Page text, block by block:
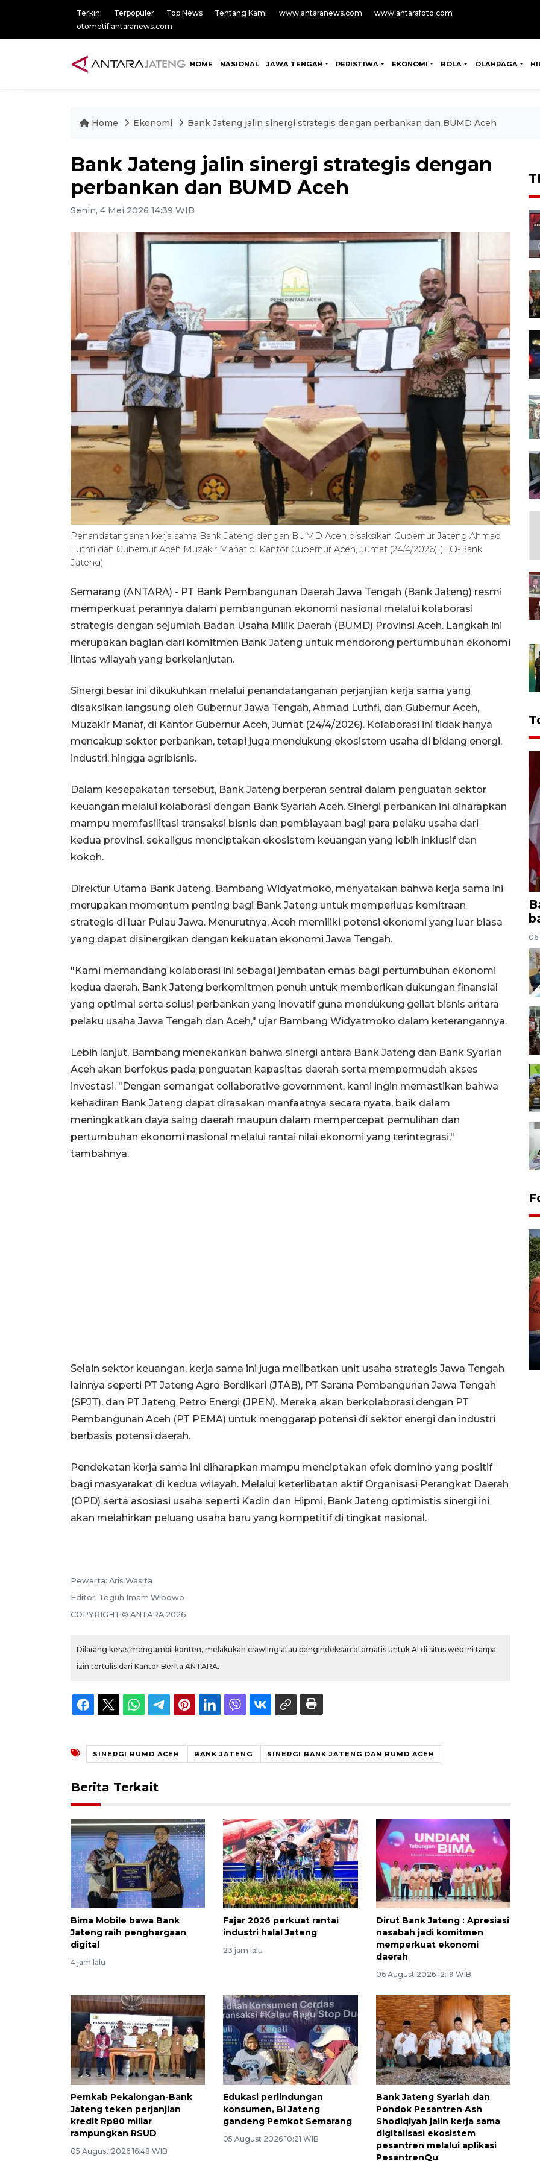
Terkini Terpopuler Top News Tentang Kami www.antaranews.com
www.antarafoto.com
otomotif.antaranews.com
HOME NASIONAL JAWA TENGAH PERISTIWA EKONOMI BOLA OLAHRAGA
Home Ekonomi Bank Jateng jalin sinergi strategis dengan perbankan dan BUMD Aceh
Bank Jateng jalin sinergi strategis dengan
perbankan dan BUMD Aceh
Senin, 4 Mei 2026 14:39 WIB
Penandatanganan kerja sama Bank Jateng dengan BUMD Aceh disaksikan Gubernur Jateng Ahmad
Luthfi dan Gubernur Aceh Muzakir Manaf di Kantor Gubernur Aceh, Jumat (24/4/2026) (HO-Bank
Jateng)
Semarang (ANTARA) - PT Bank Pembangunan Daerah Jawa Tengah (Bank Jateng) resmi
memperkuat perannya dalam pembangunan ekonomi nasional melalui kolaborasi
strategis dengan sejumlah Badan Usaha Milik Daerah (BUMD) Provinsi Aceh. Langkah ini
merupakan bagian dari komitmen Bank Jateng untuk mendorong pertumbuhan ekonomi
lintas wilayah yang berkelanjutan.
Sinergi besar ini dikukuhkan melalui penandatanganan perjanjian kerja sama yang
disaksikan langsung oleh Gubernur Jawa Tengah, Ahmad Luthfi, dan Gubernur Aceh,
Muzakir Manaf, di Kantor Gubernur Aceh, Jumat (24/4/2026). Kolaborasi ini tidak hanya
mencakup sektor perbankan, tetapi juga mendukung ekosistem usaha di bidang energi,
industri, hingga agribisnis.
Dalam kesepakatan tersebut, Bank Jateng berperan sentral dalam penguatan sektor
keuangan melalui kolaborasi dengan Bank Syariah Aceh. Sinergi perbankan ini diharapkan
mampu memfasilitasi transaksi bisnis dan pembiayaan bagi para pelaku usaha dari
kedua provinsi, sekaligus menciptakan ekosistem keuangan yang lebih inklusif dan
kokoh.
Direktur Utama Bank Jateng, Bambang Widyatmoko, menyatakan bahwa kerja sama ini
merupakan momentum penting bagi Bank Jateng untuk memperluas kemitraan
strategis di luar Pulau Jawa. Menurutnya, Aceh memiliki potensi ekonomi yang luar biasa
yang dapat disinergikan dengan kekuatan ekonomi Jawa Tengah.
"Kami memandang kolaborasi ini sebagai jembatan emas bagi pertumbuhan ekonomi
kedua daerah. Bank Jateng berkomitmen penuh untuk memberikan dukungan finansial
yang optimal serta solusi perbankan yang inovatif guna mendukung geliat bisnis antara
pelaku usaha Jawa Tengah dan Aceh," ujar Bambang Widyatmoko dalam keterangannya.
Lebih lanjut, Bambang menekankan bahwa sinergi antara Bank Jateng dan Bank Syariah
Aceh akan berfokus pada penguatan kapasitas daerah serta mempermudah akses
investasi. "Dengan semangat collaborative government, kami ingin memastikan bahwa
kehadiran Bank Jateng dapat dirasakan manfaatnya secara nyata, baik dalam
meningkatkan daya saing daerah maupun dalam mempercepat pemulihan dan
pertumbuhan ekonomi nasional melalui rantai nilai ekonomi yang terintegrasi,"
tambahnya.
Selain sektor keuangan, kerja sama ini juga melibatkan unit usaha strategis Jawa Tengah
lainnya seperti PT Jateng Agro Berdikari (JTAB), PT Sarana Pembangunan Jawa Tengah
(SPJT), dan PT Jateng Petro Energi (JPEN). Mereka akan berkolaborasi dengan PT
Pembangunan Aceh (PT PEMA) untuk menggarap potensi di sektor energi dan industri
berbasis potensi daerah.
Pendekatan kerja sama ini diharapkan mampu menciptakan efek domino yang positif
bagi masyarakat di kedua wilayah. Melalui keterlibatan aktif Organisasi Perangkat Daerah
(OPD) serta asosiasi usaha seperti Kadin dan Hipmi, Bank Jateng optimistis sinergi ini
akan melahirkan peluang usaha baru yang kompetitif di tingkat nasional.
Pewarta: Aris Wasita
Editor: Teguh Imam Wibowo
COPYRIGHT © ANTARA 2026
Dilarang keras mengambil konten, melakukan crawling atau pengindeksan otomatis untuk AI di situs web ini tanpa
izin tertulis dari Kantor Berita ANTARA.
SINERGI BUMD ACEH BANK JATENG SINERGI BANK JATENG DAN BUMD ACEH
Berita Terkait
Bima Mobile bawa Bank
Jateng raih penghargaan
digital
4 jam lalu
Fajar 2026 perkuat rantai
industri halal Jateng
23 jam lalu
Dirut Bank Jateng : Apresiasi
nasabah jadi komitmen
memperkuat ekonomi
daerah
06 August 2026 12:19 WIB
Pemkab Pekalongan-Bank
Jateng teken perjanjian
kredit Rp80 miliar
rampungkan RSUD
05 August 2026 16:48 WIB
Edukasi perlindungan
konsumen, BI Jateng
gandeng Pemkot Semarang
05 August 2026 10:21 WIB
Bank Jateng Syariah dan
Pondok Pesantren Ash
Shodiqiyah jalin kerja sama
digitalisasi ekosistem
pesantren melalui aplikasi
PesantrenQu
06